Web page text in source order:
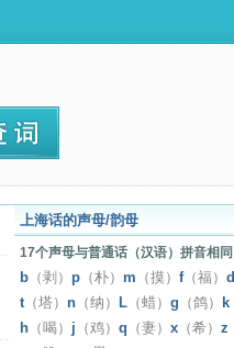
上海话的声母/韵母
17个声母与普通话（汉语）拼音相同
b （剥） p （朴） m （摸） f（福） d
t（塔） n （纳） L （蜡） g （鸽） k
h （喝） j （鸡） q （妻） x （希） z